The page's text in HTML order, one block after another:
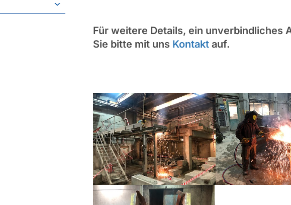
Für weitere Details, ein unverbindliches
Sie bitte mit uns Kontakt auf.